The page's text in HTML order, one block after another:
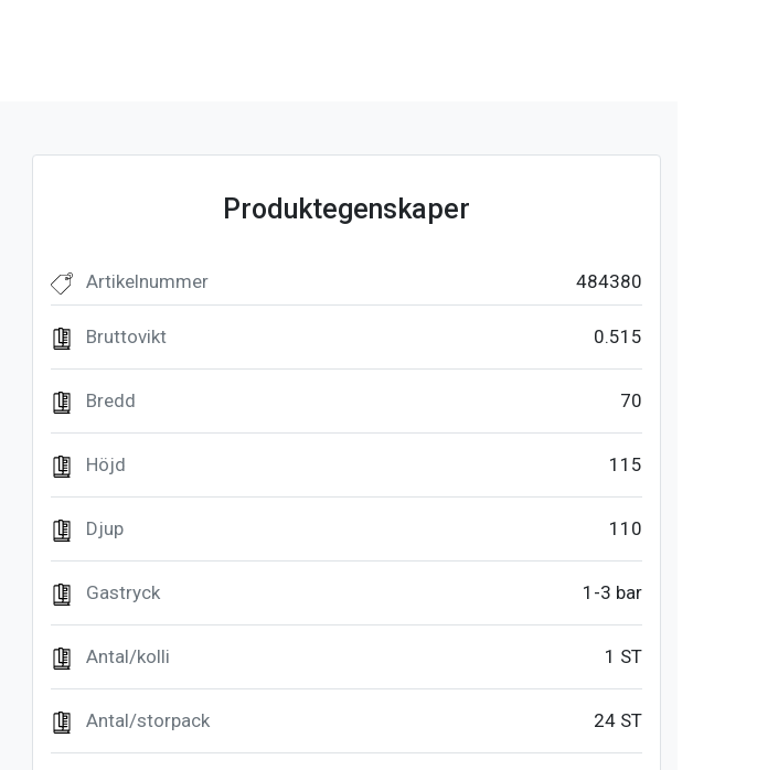
Produktegenskaper
484380
Artikelnummer
0.515
Bruttovikt
70
Bredd
115
Höjd
110
Djup
1-3 bar
Gastryck
1 ST
Antal/kolli
24 ST
Antal/storpack